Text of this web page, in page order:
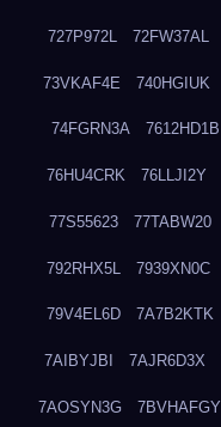
727P972L 72FW37AL
73VKAF4E 740HGIUK
74FGRN3A 7612HD1B
76HU4CRK 76LLJI2Y
77S55623 77TABW20
792RHX5L 7939XN0C
79V4EL6D 7A7B2KTK
7AIBYJBI 7AJR6D3X
7AOSYN3G 7BVHAFGY